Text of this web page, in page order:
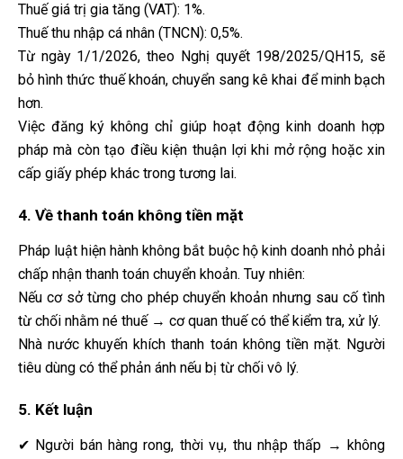
Thuế giá trị gia tăng (VAT): 1%.
Thuế thu nhập cá nhân (TNCN): 0,5%.
Từ ngày 1/1/2026, theo Nghị quyết 198/2025/QH15, sẽ
bỏ hình thức thuế khoán, chuyển sang kê khai để minh bạch
hơn.
Việc đăng ký không chỉ giúp hoạt động kinh doanh hợp
pháp mà còn tạo điều kiện thuận lợi khi mở rộng hoặc xin
cấp giấy phép khác trong tương lai.
4. Về thanh toán không tiền mặt
Pháp luật hiện hành không bắt buộc hộ kinh doanh nhỏ phải
chấp nhận thanh toán chuyển khoản. Tuy nhiên:
Nếu cơ sở từng cho phép chuyển khoản nhưng sau cố tình
từ chối nhằm né thuế → cơ quan thuế có thể kiểm tra, xử lý.
Nhà nước khuyến khích thanh toán không tiền mặt. Người
tiêu dùng có thể phản ánh nếu bị từ chối vô lý.
5. Kết luận
✔ Người bán hàng rong, thời vụ, thu nhập thấp → không